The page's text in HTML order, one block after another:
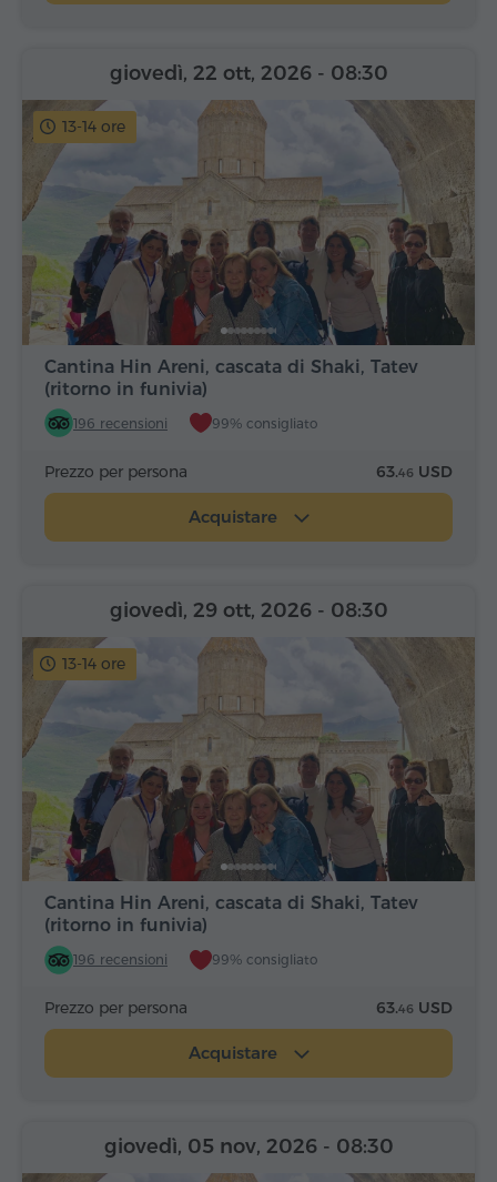
13-14 ore
Cantina Hin Areni, cascata di Shaki, Tatev
(ritorno in funivia)
196 recensioni 99% consigliato
giovedì, 22 ott, 2026 - 08:30
Prezzo per persona 63.46 USD
Acquistare
13-14 ore
Cantina Hin Areni, cascata di Shaki, Tatev
(ritorno in funivia)
196 recensioni 99% consigliato
giovedì, 29 ott, 2026 - 08:30
Prezzo per persona 63.46 USD
Acquistare
giovedì, 05 nov, 2026 - 08:30